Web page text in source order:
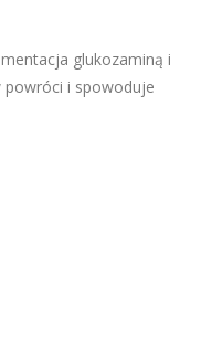
glukozaminą i
powróci i spowoduje